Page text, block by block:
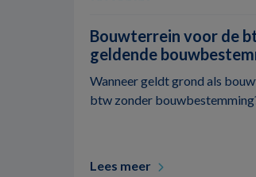
Bouwterrein voor de
geldende
Wanneer geldt grond als
btw zonder
Lees meer